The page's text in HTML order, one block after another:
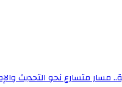
مسار متسارع نحو التحديث